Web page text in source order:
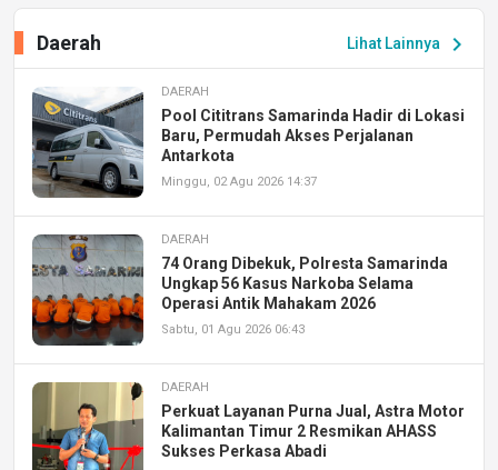
Lihat Lainnya chevron_right
Daerah
DAERAH
Pool Cititrans Samarinda Hadir di Lokasi
Baru, Permudah Akses Perjalanan
Antarkota
Minggu, 02 Agu 2026 14:37
DAERAH
74 Orang Dibekuk, Polresta Samarinda
Ungkap 56 Kasus Narkoba Selama
Operasi Antik Mahakam 2026
Sabtu, 01 Agu 2026 06:43
DAERAH
Perkuat Layanan Purna Jual, Astra Motor
Kalimantan Timur 2 Resmikan AHASS
Sukses Perkasa Abadi